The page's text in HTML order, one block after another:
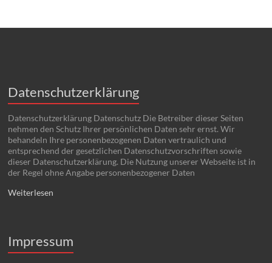
Datenschutzerklärung
Datenschutzerklärung Datenschutz Die Betreiber dieser Seiten
nehmen den Schutz Ihrer persönlichen Daten sehr ernst. Wir
behandeln Ihre personenbezogenen Daten vertraulich und
entsprechend der gesetzlichen Datenschutzvorschriften sowie
dieser Datenschutzerklärung. Die Nutzung unserer Webseite ist in
der Regel ohne Angabe personenbezogener Daten
Weiterlesen
Impressum